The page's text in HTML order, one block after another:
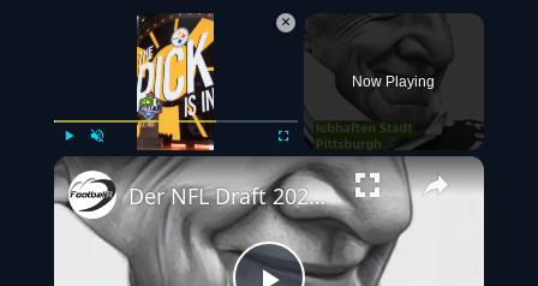
×
Play Unmute Fullscreen
Now Playing
Der NFL Draft 2026 findet in Pittsburgh statt! #nfl #nfldraft